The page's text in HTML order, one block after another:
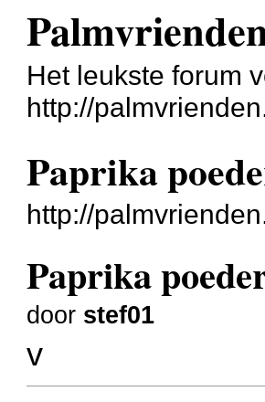
Het leukste forum
http://
Paprika
http://
Paprika
door stef01
v